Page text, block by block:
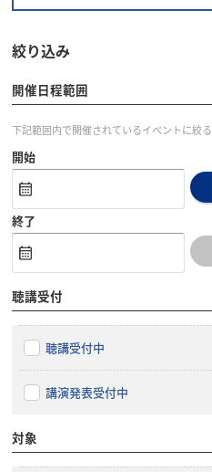
絞り込み
開催日程範囲
下記範囲内で開催されているイベントに絞る
開始
終了
聴講受付
聴講受付中
講演発表受付中
対象